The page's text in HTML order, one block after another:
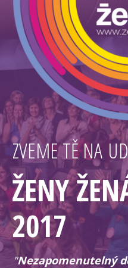
ZVEME TĚ NA
ŽENY
2017
"Nezapomenutelný